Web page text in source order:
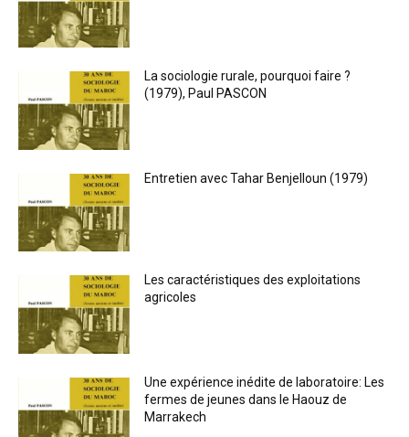
La sociologie rurale, pourquoi faire ?
(1979), Paul PASCON
Entretien avec Tahar Benjelloun (1979)
Les caractéristiques des exploitations
agricoles
Une expérience inédite de laboratoire: Les
fermes de jeunes dans le Haouz de
Marrakech